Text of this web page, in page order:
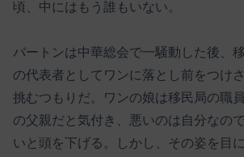
頃、中にはもう誰もいない。
バートンは中華総会で一騒動した後、
の代表者としてワンに落とし前をつけ
挑むつもりだ。ワンの娘は移民局の職
の父親だと気付き、悪いのは自分なの
いと頭を下げる。しかし、その姿を目